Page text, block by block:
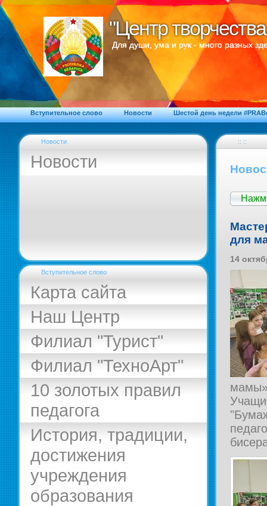
"Центр
"Центр
Для души, ума и рук - много разных
Вступительное слово Новости Шестой день недели
Новости
Новости
Вступительное слово
Карта сайта
Наш Центр
Филиал "Турист"
Филиал "ТехноАрт"
10 золотых правил
педагога
История, традиции,
достижения
учреждения
образования
:: ::
для
14